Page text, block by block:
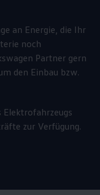
an Energie, die Ihr
noch
Partner gern
den Einbau bzw.
zur Verfügung.